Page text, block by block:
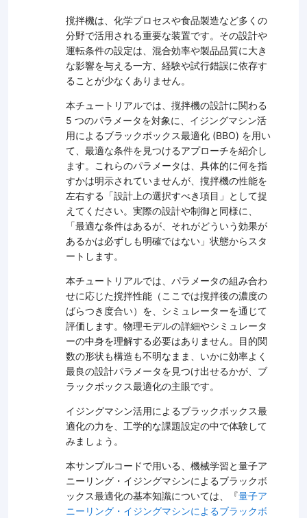
撹拌機は、化学プロセスや食品製造など多くの
分野で活用される重要な装置です。その設計や
運転条件の設定は、混合効率や製品品質に大き
な影響を与える一方、経験や試行錯誤に依存す
ることが少なくありません。
本チュートリアルでは、撹拌機の設計に関わる
5 つのパラメータを対象に、イジングマシン活
用によるブラックボックス最適化 (BBO) を用い
て、最適な条件を見つけるアプローチを紹介し
ます。これらのパラメータは、具体的に何を指
すかは明示されていませんが、撹拌機の性能を
左右する「設計上の選択すべき項目」として捉
えてください。実際の設計や制御と同様に、
「最適な条件はあるが、それがどういう効果が
あるかは必ずしも明確ではない」状態からスタ
ートします。
本チュートリアルでは、パラメータの組み合わ
せに応じた撹拌性能（ここでは撹拌後の濃度の
ばらつき度合い）を、シミュレーターを通じて
評価します。物理モデルの詳細やシミュレータ
ーの中身を理解する必要はありません。目的関
数の形状も構造も不明なまま、いかに効率よく
最良の設計パラメータを見つけ出せるかが、ブ
ラックボックス最適化の主眼です。
イジングマシン活用によるブラックボックス最
適化の力を、工学的な課題設定の中で体験して
みましょう。
本サンプルコードで用いる、機械学習と量子ア
ニーリング・イジングマシンによるブラックボ
ックス最適化の基本知識については、『量子ア
ニーリング・イジングマシンによるブラックボ